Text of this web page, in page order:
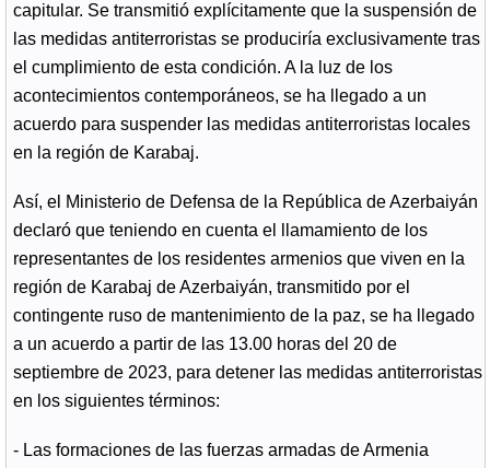
capitular. Se transmitió explícitamente que la suspensión de
las medidas antiterroristas se produciría exclusivamente tras
el cumplimiento de esta condición. A la luz de los
acontecimientos contemporáneos, se ha llegado a un
acuerdo para suspender las medidas antiterroristas locales
en la región de Karabaj.
Así, el Ministerio de Defensa de la República de Azerbaiyán
declaró que teniendo en cuenta el llamamiento de los
representantes de los residentes armenios que viven en la
región de Karabaj de Azerbaiyán, transmitido por el
contingente ruso de mantenimiento de la paz, se ha llegado
a un acuerdo a partir de las 13.00 horas del 20 de
septiembre de 2023, para detener las medidas antiterroristas
en los siguientes términos:
- Las formaciones de las fuerzas armadas de Armenia